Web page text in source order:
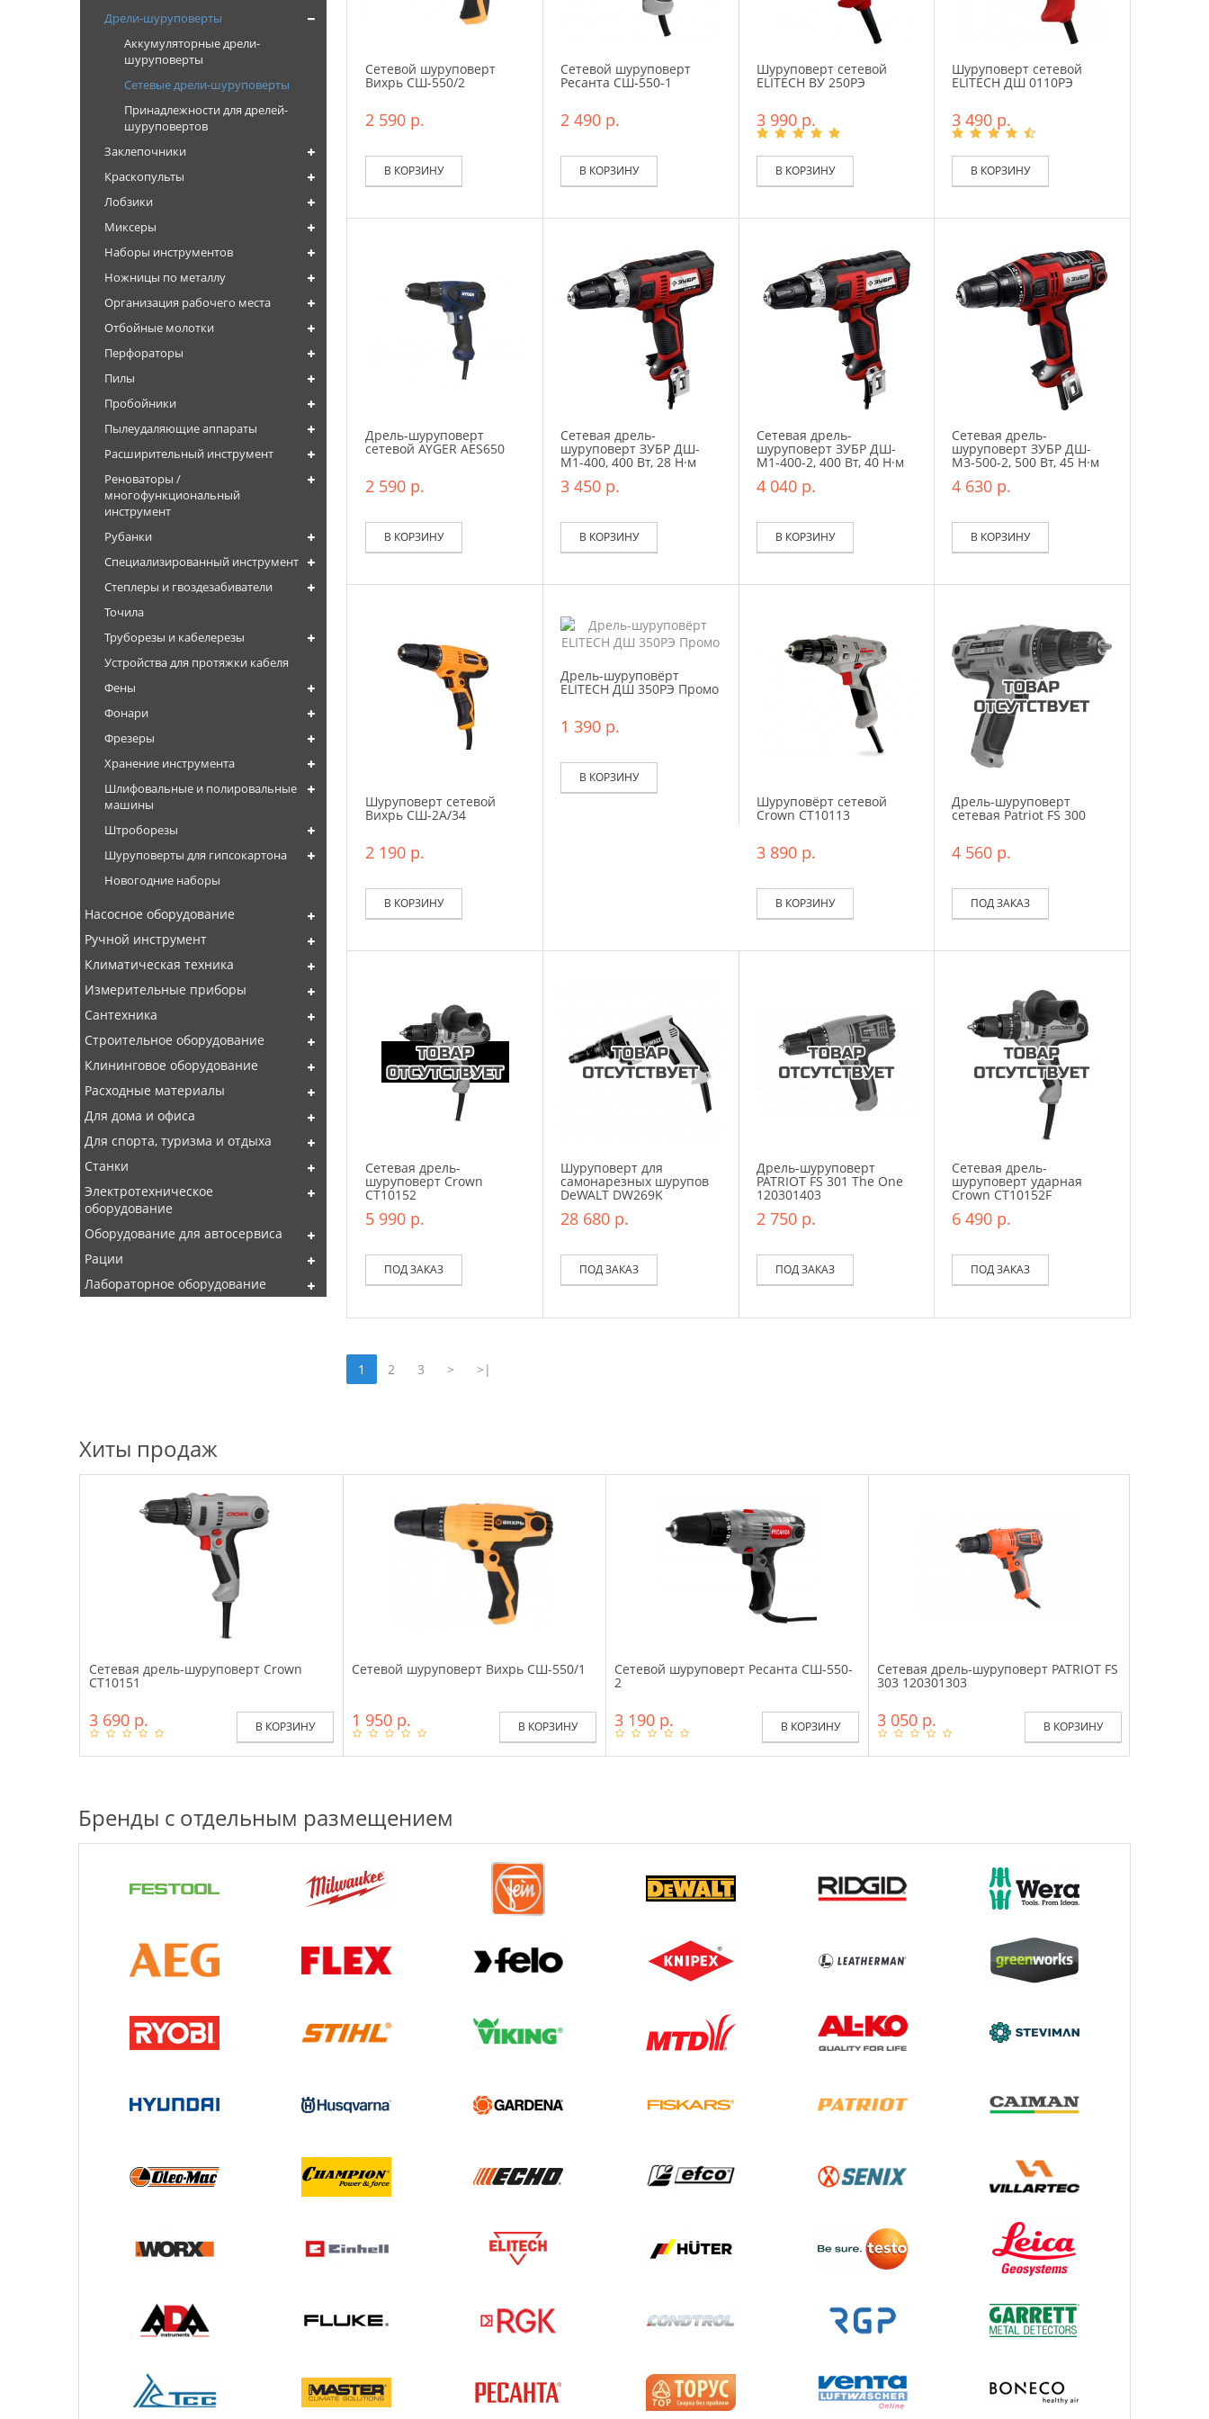
Дрели-шуруповерты
Аккумуляторные дрели-
шуруповерты
Сетевые дрели-шуруповерты
Принадлежности для дрелей-
шуруповертов
Заклепочники
Краскопульты
Лобзики
Миксеры
Наборы инструментов
Ножницы по металлу
Организация рабочего места
Отбойные молотки
Перфораторы
Пилы
Пробойники
Пылеудаляющие аппараты
Расширительный инструмент
Реноваторы /
многофункциональный
инструмент
Рубанки
Специализированный инструмент
Степлеры и гвоздезабиватели
Точила
Труборезы и кабелерезы
Устройства для протяжки кабеля
Фены
Фонари
Фрезеры
Хранение инструмента
Шлифовальные и полировальные
машины
Штроборезы
Шуруповерты для гипсокартона
Новогодние наборы
Насосное оборудование
Ручной инструмент
Климатическая техника
Измерительные приборы
Сантехника
Строительное оборудование
Клининговое оборудование
Расходные материалы
Для дома и офиса
Для спорта, туризма и отдыха
Станки
Электротехническое
оборудование
Оборудование для автосервиса
Рации
Лабораторное оборудование
Сетевой шуруповерт
Вихрь СШ-550/2
2 590 р.
В КОРЗИНУ
Сетевой шуруповерт
Ресанта СШ-550-1
2 490 р.
В КОРЗИНУ
Шуруповерт сетевой
ELITECH ВУ 250РЭ
3 990 р.
В КОРЗИНУ
Шуруповерт сетевой
ELITECH ДШ 0110РЭ
3 490 р.
В КОРЗИНУ
Дрель-шуруповерт
сетевой AYGER AES650
2 590 р.
В КОРЗИНУ
Сетевая дрель-
шуруповерт ЗУБР ДШ-
М1-400, 400 Вт, 28 Н·м
3 450 р.
В КОРЗИНУ
Сетевая дрель-
шуруповерт ЗУБР ДШ-
М1-400-2, 400 Вт, 40 Н·м
4 040 р.
В КОРЗИНУ
Сетевая дрель-
шуруповерт ЗУБР ДШ-
М3-500-2, 500 Вт, 45 Н·м
4 630 р.
В КОРЗИНУ
Шуруповерт сетевой
Вихрь СШ-2А/34
2 190 р.
В КОРЗИНУ
Дрель-шуруповёрт
ELITECH ДШ 350РЭ Промо
1 390 р.
В КОРЗИНУ
Шуруповёрт сетевой
Crown CT10113
3 890 р.
В КОРЗИНУ
Дрель-шуруповерт
сетевая Patriot FS 300
4 560 р.
ПОД ЗАКАЗ
Сетевая дрель-
шуруповерт Crown
CT10152
5 990 р.
ПОД ЗАКАЗ
Шуруповерт для
самонарезных шурупов
DeWALT DW269K
28 680 р.
ПОД ЗАКАЗ
Дрель-шуруповерт
PATRIOT FS 301 The One
120301403
2 750 р.
ПОД ЗАКАЗ
Сетевая дрель-
шуруповерт ударная
Crown CT10152F
6 490 р.
ПОД ЗАКАЗ
1 2 3 > >|
Хиты продаж
Сетевая дрель-шуруповерт Crown
CT10151
3 690 р. В КОРЗИНУ
Сетевой шуруповерт Вихрь СШ-550/1
1 950 р. В КОРЗИНУ
Сетевой шуруповерт Ресанта СШ-550-
2
3 190 р. В КОРЗИНУ
Сетевая дрель-шуруповерт PATRIOT FS
303 120301303
3 050 р. В КОРЗИНУ
Бренды с отдельным размещением